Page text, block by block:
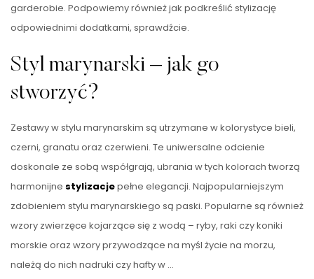
garderobie. Podpowiemy również jak podkreślić stylizację
odpowiednimi dodatkami, sprawdźcie.
Styl marynarski – jak go
stworzyć?
Zestawy w stylu marynarskim są utrzymane w kolorystyce bieli,
czerni, granatu oraz czerwieni. Te uniwersalne odcienie
doskonale ze sobą współgrają, ubrania w tych kolorach tworzą
harmonijne stylizacjepełne elegancji. Najpopularniejszym
zdobieniem stylu marynarskiego są paski. Popularne są również
wzory zwierzęce kojarzące się z wodą – ryby, raki czy koniki
morskie oraz wzory przywodzące na myśl życie na morzu,
należą do nich nadruki czy hafty w …